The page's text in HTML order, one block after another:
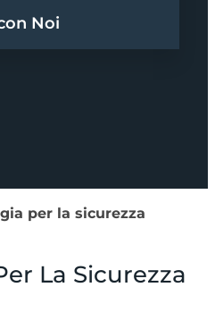
Noi
per la sicurezza
La Sicurezza